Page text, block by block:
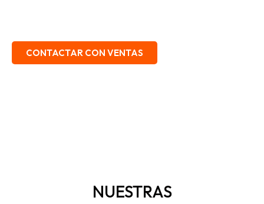
CONTACTAR CON VENTAS
NUESTRAS